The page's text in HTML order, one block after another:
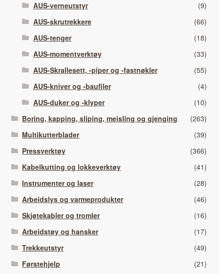
AUS-verneutstyr
(9)
AUS-skrutrekkere
(66)
AUS-tenger
(18)
AUS-momentverktøy
(33)
AUS-Skrallesett, -piper og -fastnøkler
(55)
AUS-kniver og -baufiler
(4)
AUS-duker og -klyper
(10)
Boring, kapping, sliping, meisling og gjenging
(263)
Multikutterblader
(39)
Pressverktøy
(366)
Kabelkutting og lokkeverktøy
(41)
Instrumenter og laser
(28)
Arbeidslys og varmeprodukter
(46)
Skjøtekabler og tromler
(16)
Arbeidstøy og hansker
(17)
Trekkeutstyr
(49)
Førstehjelp
(21)